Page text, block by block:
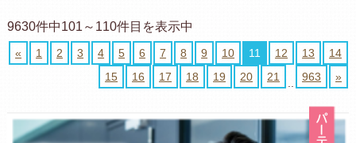
9630件中101～110件目を表示中
« 1 2 3 4 5 6 7 8 9 10 11 12 13
14
15
16 17 18 19 20 21 963 »